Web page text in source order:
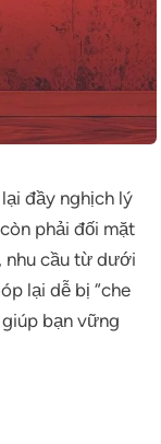
đầy nghịch lý
phải đối mặt
nhu cầu từ dưới
lại dễ bị “che
bạn vững